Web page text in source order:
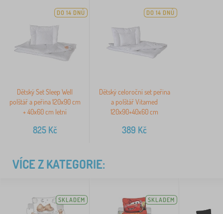
DO 14 DNŮ
Dětský Set Sleep Well
polštář a peřina 120x90 cm
+ 40x60 cm letní
825Kč
DO 14 DNŮ
Dětský celoroční set peřina
a polštář Vitamed
120x90+40x60 cm
389 Kč
VÍCE Z KATEGORIE:
SKLADEM SKLADEM